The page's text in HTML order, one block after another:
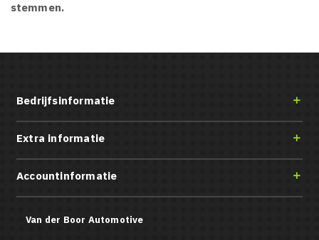
stemmen.
Bedrijfsinformatie 
Extra informatie 
Accountinformatie 
Van der Boor Automotive